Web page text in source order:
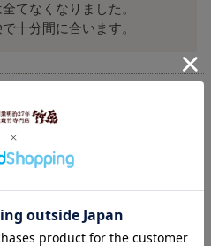
てなくなりました。
十分間に合います。
４枚は必ず洗濯がありま
のほかに、すすぎ２回は電